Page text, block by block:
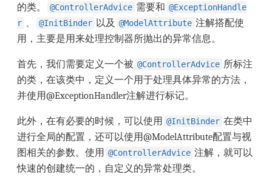
的类。
@ControllerAdvice 需要和 @ExceptionHandle
r 、 @InitBinder 以及 @ModelAttribute 注解搭配使
用，主要是用来处理控制器所抛出的异常信息。
首先，我们需要定义一个被 @ControllerAdvice 所标注
的类，在该类中，定义一个用于处理具体异常的方法，
并使用@ExceptionHandler注解进行标记。
此外，在有必要的时候，可以使用 @InitBinder 在类中
进行全局的配置，还可以使用@ModelAttribute配置与视
图相关的参数。使用 @ControllerAdvice 注解，就可以
快速的创建统一的，自定义的异常处理类。